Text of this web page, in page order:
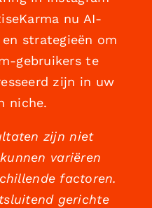
nu AI-
strategieën om
gebruikers te
zijn in uw
niche.
zijn niet
variëren
factoren.
gerichte